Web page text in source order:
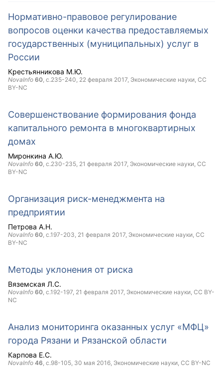
Нормативно-правовое регулирование
вопросов оценки качества предоставляемых
государственных (муниципальных) услуг в
России
Крестьянникова М.Ю.
NovaInfo 60, с.235-240, 22 февраля 2017, Экономические науки, CC
BY-NC
Совершенствование формирования фонда
капитального ремонта в многоквартирных
домах
Миронкина А.Ю.
NovaInfo 60, с.230-235, 21 февраля 2017, Экономические науки, CC
BY-NC
Организация риск-менеджмента на
предприятии
Петрова А.Н.
NovaInfo 60, с.197-203, 21 февраля 2017, Экономические науки, CC
BY-NC
Методы уклонения от риска
Вяземская Л.С.
NovaInfo 60, с.192-197, 21 февраля 2017, Экономические науки, CC BY-
NC
Анализ мониторинга оказанных услуг «МФЦ»
города Рязани и Рязанской области
Карпова Е.С.
NovaInfo 46, с.98-105, 30 мая 2016, Экономические науки, CC BY-NC